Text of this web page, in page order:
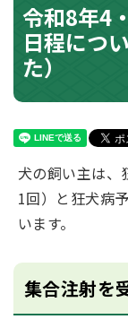
令和8年4
日程につ
た）
犬の飼い主は、
1回）と狂犬病
います。
集合注射を